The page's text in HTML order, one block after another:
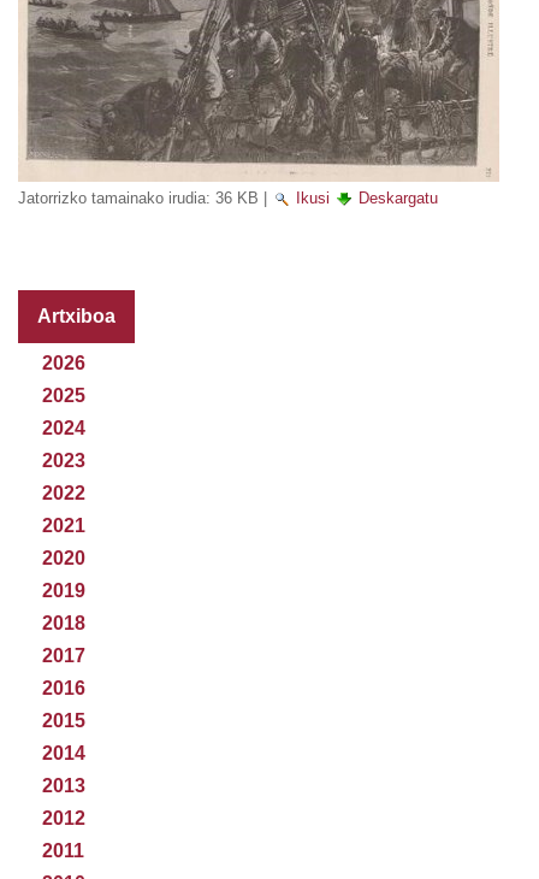
Jatorrizko tamainako irudia: 36 KB | Ikusi Deskargatu
Artxiboa
2026
2025
2024
2023
2022
2021
2020
2019
2018
2017
2016
2015
2014
2013
2012
2011